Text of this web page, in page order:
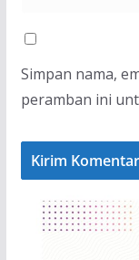
Simpan nama,
peramban ini